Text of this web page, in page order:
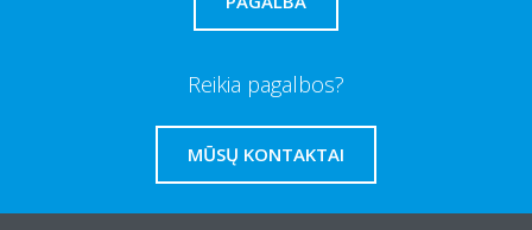
Reikia pagalbos?
MŪSŲ KONTAKTAI